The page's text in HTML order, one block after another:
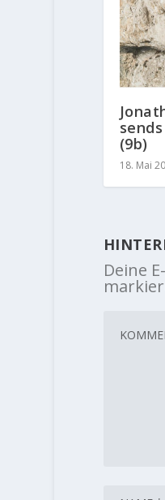
(9b)
18. Mai
Deine